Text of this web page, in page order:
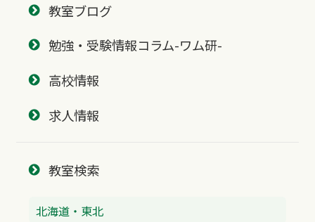
教室ブログ
勉強・受験情報コラム-ワム研-
高校情報
求人情報
教室検索
北海道・東北